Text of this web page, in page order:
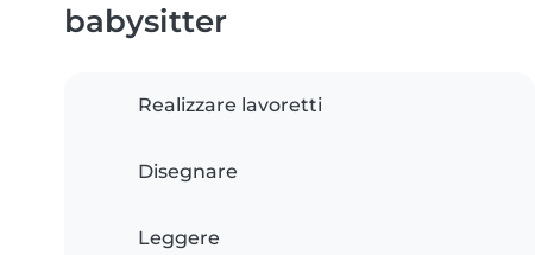
babysitter
Realizzare lavoretti
Disegnare
Leggere